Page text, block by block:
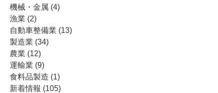
機械・金属 (4)
漁業 (2)
自動車整備業 (13)
製造業 (34)
農業 (12)
運輸業 (9)
食料品製造 (1)
新着情報 (105)